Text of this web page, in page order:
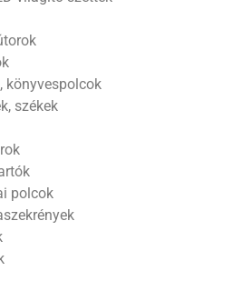
könyvespolcok
székek
polcok